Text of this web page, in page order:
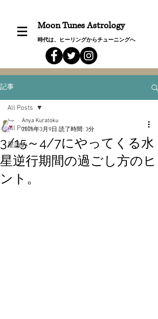
Moon Tunes Astrology
時代は、ヒーリングからチューニングへ
記事
All Posts
星詠み
All Posts
3/15～4/7にやってくる水
星逆行期間の過ごし方のヒ
ント。
Anya Kuratoku
2025年3月9日 読了時間: 3分